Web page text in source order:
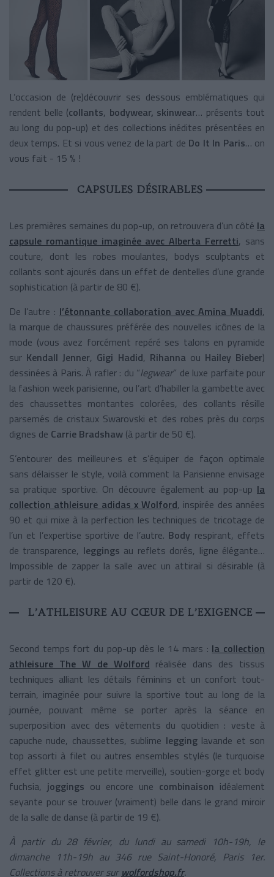
L’occasion de (re)découvrir ses dessous emblématiques qui
rendent belle (collants, bodywear, skinwear… présents tout
au long du pop-up) et des collections inédites présentées en
deux temps. Et si vous venez de la part de Do It In Paris… on
vous fait - 15 % !
CAPSULES DÉSIRABLES
Les premières semaines du pop-up, on retrouvera d’un côté la
capsule romantique imaginée avec Alberta Ferretti, sans
couture, dont les robes moulantes, bodys sculptants et
collants sont ajourés dans un effet de dentelles d’une grande
sophistication (à partir de 80 €).
De l’autre : l’étonnante collaboration avec Amina Muaddi,
la marque de chaussures préférée des nouvelles icônes de la
mode (vous avez forcément repéré ses talons en pyramide
sur Kendall Jenner, Gigi Hadid, Rihanna ou Hailey Bieber)
dessinées à Paris. À rafler : du “legwear” de luxe parfaite pour
la fashion week parisienne, ou l’art d’habiller la gambette avec
des chaussettes montantes colorées, des collants résille
parsemés de cristaux Swarovski et des robes près du corps
dignes de Carrie Bradshaw (à partir de 50 €).
S’entourer des meilleur·e·s et s’équiper de façon optimale
sans délaisser le style, voilà comment la Parisienne envisage
sa pratique sportive. On découvre également au pop-up la
collection athleisure adidas x Wolford, inspirée des années
90 et qui mixe à la perfection les techniques de tricotage de
l’un et l’expertise sportive de l’autre. Body respirant, effets
de transparence, leggings au reflets dorés, ligne élégante…
Impossible de zapper la salle avec un attirail si désirable (à
partir de 120 €).
L’ATHLEISURE AU CŒUR DE L’EXIGENCE
Second temps fort du pop-up dès le 14 mars : la collection
athleisure The W de Wolford réalisée dans des tissus
techniques alliant les détails féminins et un confort tout-
terrain, imaginée pour suivre la sportive tout au long de la
journée, pouvant même se porter après la séance en
superposition avec des vêtements du quotidien : veste à
capuche nude, chaussettes, sublime legginglavande et son
top assorti à filet ou autres ensembles stylés (le turquoise
effet glitter est une petite merveille), soutien-gorge et body
fuchsia, joggings ou encore une combinaison idéalement
seyante pour se trouver (vraiment) belle dans le grand miroir
de la salle de danse (à partir de 19 €).
À partir du 28 février, du lundi au samedi 10h-19h, le
dimanche 11h-19h au 346 rue Saint-Honoré, Paris 1er.
Collections à retrouver sur wolfordshop.fr.